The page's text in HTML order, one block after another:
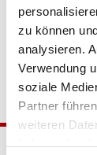
zu können
analysieren.
Verwendung
soziale
Partner
weiteren